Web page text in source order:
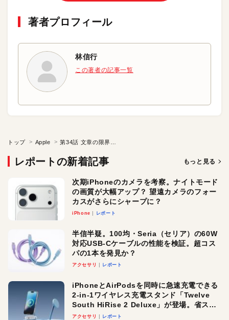
著者プロフィール
林信行
この著者の記事一覧
トップ Apple
レポートの新着記事 もっと見る
次期iPhoneのカメラを考察。ナイトモード
の画質が大幅アップ？ 望遠カメラのフォー
カスがさらにシャープに？
iPhone レポート
半信半疑。100均・Seria（セリア）の60W
対応USB-Cケーブルの性能を検証。超コス
パの1本を発見か？
アクセサリ レポート
iPhoneとAirPodsを同時に急速充電できる
2-in-1ワイヤレス充電スタンド「Twelve
South HiRise 2 Deluxe」が登場。省スペ
ースでおしゃれに充電したい人にオスス
アクセサリ レポート